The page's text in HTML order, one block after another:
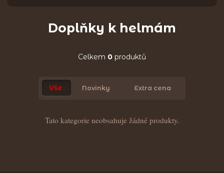
Doplňky k helmám
Celkem 0 produktů
Vše Novinky Extra cena
Tato kategorie neobsahuje žádné produkty.